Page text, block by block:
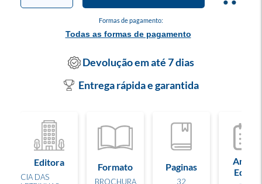
Formas de pagamento:
Todas as formas de pagamento
Devolução em até 7 dias
Entrega rápida e garantida
Editora
CIA DAS
Formato
BROCHURA
Paginas
32
Ano de
Edição